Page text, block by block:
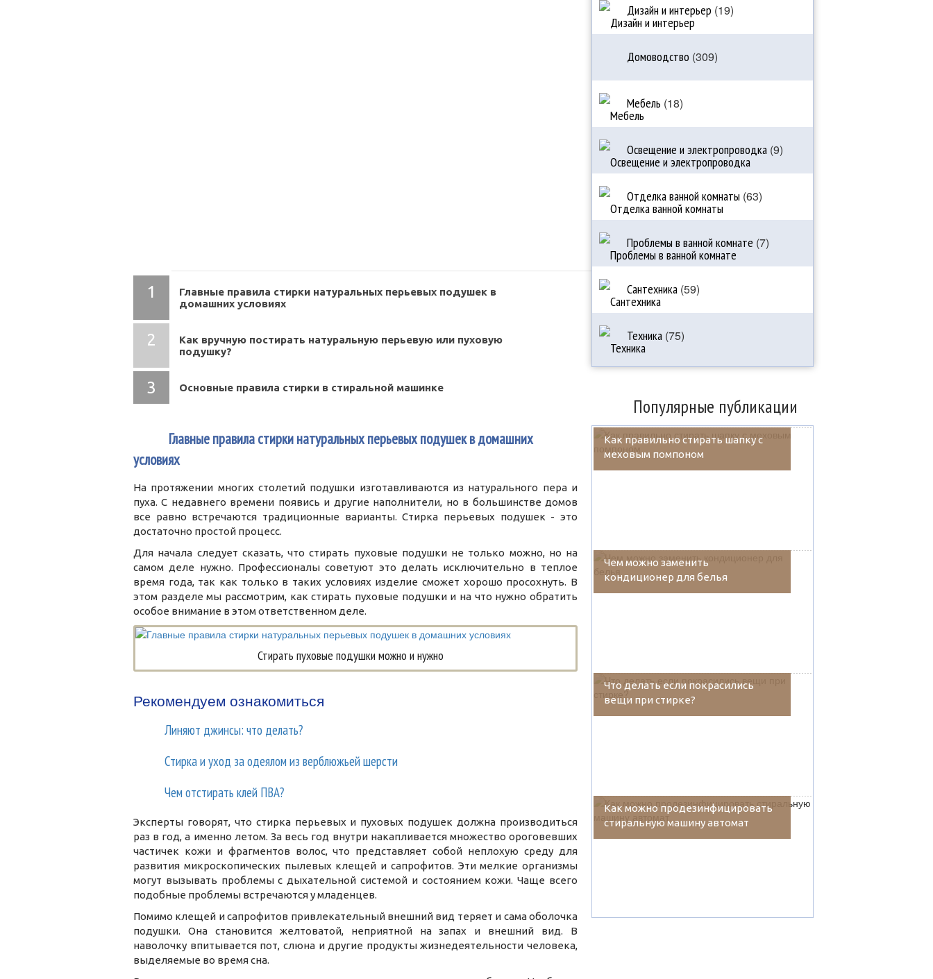
Главные правила стирки натуральных перьевых подушек в
домашних условиях
Как вручную постирать натуральную перьевую или пуховую
подушку?
Основные правила стирки в стиральной машинке
Главные правила стирки натуральных перьевых подушек в домашних
условиях
На протяжении многих столетий подушки изготавливаются из натурального пера и
пуха. С недавнего времени появись и другие наполнители, но в большинстве домов
все равно встречаются традиционные варианты. Стирка перьевых подушек - это
достаточно простой процесс.
Для начала следует сказать, что стирать пуховые подушки не только можно, но на
самом деле нужно. Профессионалы советуют это делать исключительно в теплое
время года, так как только в таких условиях изделие сможет хорошо просохнуть. В
этом разделе мы рассмотрим, как стирать пуховые подушки и на что нужно обратить
особое внимание в этом ответственном деле.
Стирать пуховые подушки можно и нужно
Рекомендуем ознакомиться
Линяют джинсы: что делать?
Стирка и уход за одеялом из верблюжьей шерсти
Чем отстирать клей ПВА?
Эксперты говорят, что стирка перьевых и пуховых подушек должна производиться
раз в год, а именно летом. За весь год внутри накапливается множество ороговевших
частичек кожи и фрагментов волос, что представляет собой неплохую среду для
развития микроскопических пылевых клещей и сапрофитов. Эти мелкие организмы
могут вызывать проблемы с дыхательной системой и состоянием кожи. Чаще всего
подобные проблемы встречаются у младенцев.
Помимо клещей и сапрофитов привлекательный внешний вид теряет и сама оболочка
подушки. Она становится желтоватой, неприятной на запах и внешний вид. В
наволочку впитывается пот, слюна и другие продукты жизнедеятельности человека,
выделяемые во время сна.
Дизайн и интерьер (19)
Домоводство (309)
Мебель (18)
Освещение и электропроводка (9)
Отделка ванной комнаты (63)
Проблемы в ванной комнате (7)
Сантехника (59)
Техника (75)
Популярные публикации
Как правильно стирать шапку с
меховым помпоном
Чем можно заменить
кондиционер для белья
Что делать если покрасились
вещи при стирке?
Как можно продезинфицировать
стиральную машину автомат